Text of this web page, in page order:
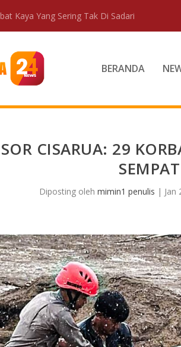
Kaya Yang Sering Tak Di Sadari
BERANDA
CISARUA: 29
Diposting olehmimin1 penulis | Jan